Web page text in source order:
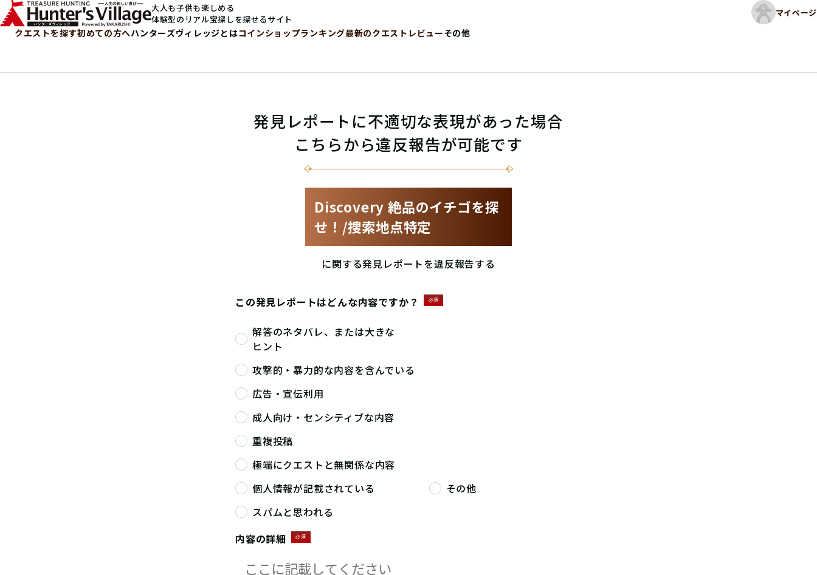
大人も子供も楽しめる
体験型のリアル宝探しを探せるサイト
マイページ
クエストを探す初めての方へハンターズヴィレッジとはコインショップランキング最新のクエストレビューその他
発見レポートに不適切な表現があった場合
こちらから違反報告が可能です
Discovery 絶品のイチゴを探
せ！/捜索地点特定
に関する発見レポートを違反報告する
この発見レポートはどんな内容ですか？ 必須
解答のネタバレ、または大きな
ヒント
攻撃的・暴力的な内容を含んでいる
広告・宣伝利用
成人向け・センシティブな内容
重複投稿
極端にクエストと無関係な内容
個人情報が記載されている
その他
スパムと思われる
内容の詳細
必須